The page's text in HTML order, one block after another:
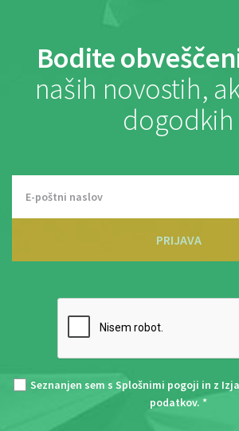
Bodite
naših novostih,
dogodkih
PRIJAVA
Seznanjen sem s Splošnimi pogoji in z
podatkov. *